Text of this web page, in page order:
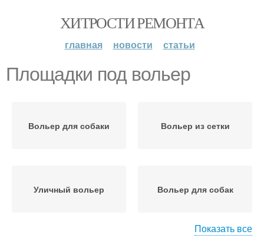
ХИТРОСТИ РЕМОНТА
главная новости статьи
Площадки под вольер
Вольер для собаки Вольер из сетки
Уличный вольер Вольер для собак
Показать все